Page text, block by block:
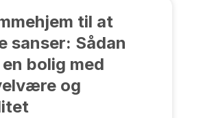
til at
sanser: Sådan
bolig med
og